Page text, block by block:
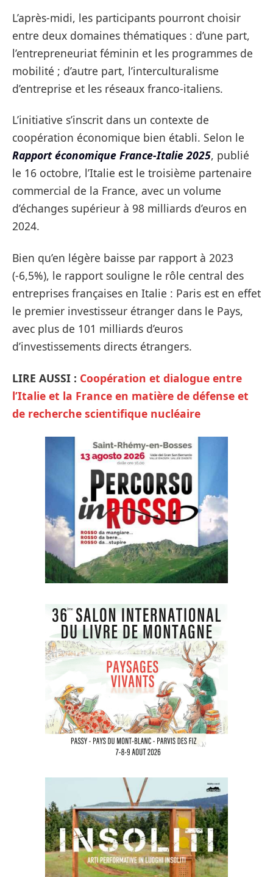
L’après-midi, les participants pourront choisir
entre deux domaines thématiques : d’une part,
l’entrepreneuriat féminin et les programmes de
mobilité ; d’autre part, l’interculturalisme
d’entreprise et les réseaux franco-italiens.
L’initiative s’inscrit dans un contexte de
coopération économique bien établi. Selon le
Rapport économique France-Italie 2025, publié
le 16 octobre, l’Italie est le troisième partenaire
commercial de la France, avec un volume
d’échanges supérieur à 98 milliards d’euros en
2024.
Bien qu’en légère baisse par rapport à 2023
(-6,5%), le rapport souligne le rôle central des
entreprises françaises en Italie : Paris est en effet
le premier investisseur étranger dans le Pays,
avec plus de 101 milliards d’euros
d’investissements directs étrangers.
LIRE AUSSI : Coopération et dialogue entre
l’Italie et la France en matière de défense et
de recherche scientifique nucléaire